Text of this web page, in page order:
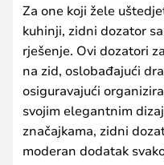
Za one koji žele
kuhinji, zidni dozator
rješenje. Ovi dozatori
na zid, oslobađajući
osiguravajući
svojim elegantnim
značajkama, zidni
moderan dodatak